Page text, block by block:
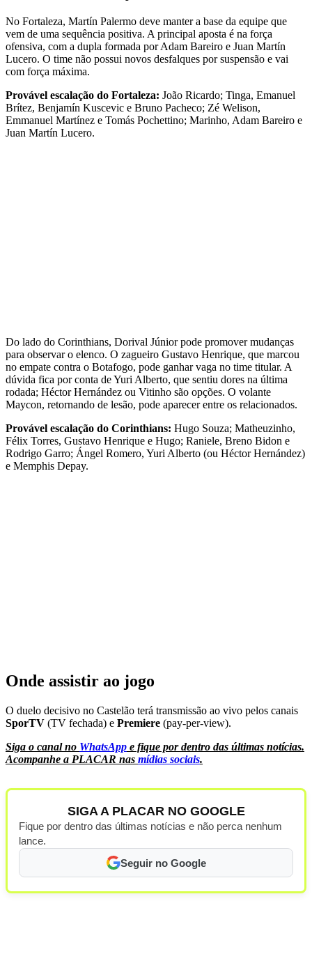
No Fortaleza, Martín Palermo deve manter a base da equipe que
vem de uma sequência positiva. A principal aposta é na força
ofensiva, com a dupla formada por Adam Bareiro e Juan Martín
Lucero. O time não possui novos desfalques por suspensão e vai
com força máxima.
Provável escalação do Fortaleza: João Ricardo; Tinga, Emanuel
Brítez, Benjamín Kuscevic e Bruno Pacheco; Zé Welison,
Emmanuel Martínez e Tomás Pochettino; Marinho, Adam Bareiro e
Juan Martín Lucero.
Do lado do Corinthians, Dorival Júnior pode promover mudanças
para observar o elenco. O zagueiro Gustavo Henrique, que marcou
no empate contra o Botafogo, pode ganhar vaga no time titular. A
dúvida fica por conta de Yuri Alberto, que sentiu dores na última
rodada; Héctor Hernández ou Vitinho são opções. O volante
Maycon, retornando de lesão, pode aparecer entre os relacionados.
Provável escalação do Corinthians: Hugo Souza; Matheuzinho,
Félix Torres, Gustavo Henrique e Hugo; Raniele, Breno Bidon e
Rodrigo Garro; Ángel Romero, Yuri Alberto (ou Héctor Hernández)
e Memphis Depay.
Onde assistir ao jogo
O duelo decisivo no Castelão terá transmissão ao vivo pelos canais
SporTV (TV fechada) e Premiere (pay-per-view).
Siga o canal no WhatsApp e fique por dentro das últimas notícias.
Acompanhe a PLACAR nas mídias sociais.
SIGA A PLACAR NO GOOGLE
Fique por dentro das últimas notícias e não perca nenhum
lance.
Seguir no Google